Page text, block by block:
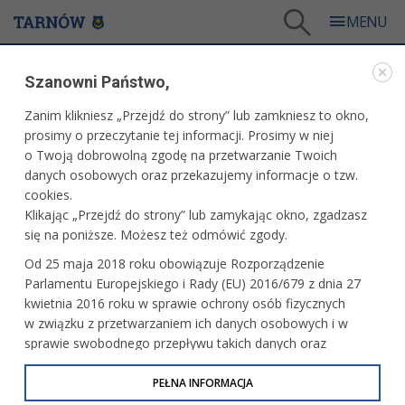
MIESIĘCZNIK TARNÓW.PL
Numer 115
Numer 114
Numer 113
Szanowni Państwo,
Zanim klikniesz „Przejdź do strony” lub zamkniesz to okno,
prosimy o przeczytanie tej informacji. Prosimy w niej
o Twoją dobrowolną zgodę na przetwarzanie Twoich
danych osobowych oraz przekazujemy informacje o tzw.
cookies.
Klikając „Przejdź do strony” lub zamykając okno, zgadzasz
się na poniższe. Możesz też odmówić zgody.
Od 25 maja 2018 roku obowiązuje Rozporządzenie
Parlamentu Europejskiego i Rady (EU) 2016/679 z dnia 27
kwietnia 2016 roku w sprawie ochrony osób fizycznych
w związku z przetwarzaniem ich danych osobowych i w
sprawie swobodnego przepływu takich danych oraz
uchylenia dyrektywy 95/46/WE (określane jako RODO, GDPR
lub Ogólne Rozporządzenie o Ochronie Danych
PEŁNA INFORMACJA